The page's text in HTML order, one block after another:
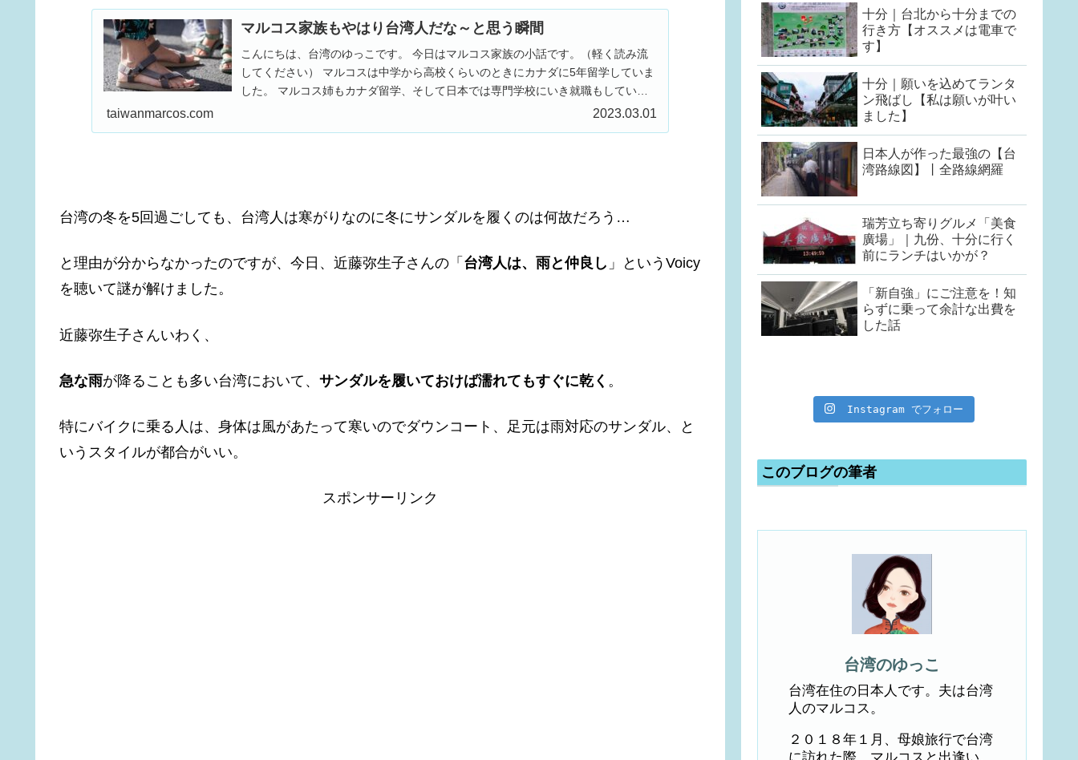
マルコス家族もやはり台湾人だな～と思う瞬間
こんにちは、台湾のゆっこです。 今日はマルコス家族の小話です。（軽く読み流
してください） マルコスは中学から高校くらいのときにカナダに5年留学していま
した。 マルコス姉もカナダ留学、そして日本では専門学校にいき就職もしてい
taiwanmarcos.com 2023.03.01
台湾の冬を5回過ごしても、台湾人は寒がりなのに冬にサンダルを履くのは何故だろう…
と理由が分からなかったのですが、今日、近藤弥生子さんの「 台湾人は、雨と仲良し 」というVoicy
を聴いて謎が解けました。
近藤弥生子さんいわく、
急な雨が降ることも多い台湾において、 サンダルを履いておけば濡れてもすぐに乾く 。
特にバイクに乗る人は、身体は風があたって寒いのでダウンコート、足元は雨対応のサンダル、と
いうスタイルが都合がいい。
スポンサーリンク
十分｜台北から十分までの
行き方【オススメは電車で
す】
十分｜願いを込めてランタ
ン飛ばし【私は願いが叶い
ました】
日本人が作った最強の【台
湾路線図】丨全路線網羅
瑞芳立ち寄りグルメ「美食
廣場」｜九份、十分に行く
前にランチはいかが？
「新自強」にご注意を！知
らずに乗って余計な出費を
した話
Instagram でフォロー
このブログの筆者
台湾のゆっこ
台湾在住の日本人です。夫は台湾
人のマルコス。
２０１８年１月、母娘旅行で台湾